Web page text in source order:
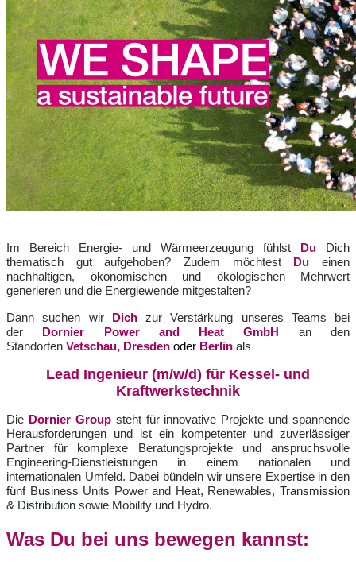
Im Bereich Energie- und Wärmeerzeugung fühlst Du Dich
thematisch gut aufgehoben? Zudem möchtest Du einen
nachhaltigen, ökonomischen und ökologischen Mehrwert
generieren und die Energiewende mitgestalten?
Dann suchen wir Dichzur Verstärkung unseres Teams bei
der Dornier Power and Heat GmbH
an den
Standorten Vetschau, Dresden oder Berlin als
Lead Ingenieur (m/w/d) für Kessel- und
Kraftwerkstechnik
Die Dornier Group steht für innovative Projekte und spannende
Herausforderungen und ist ein kompetenter und zuverlässiger
Partner für komplexe Beratungsprojekte und anspruchsvolle
Engineering-Dienstleistungen in einem nationalen und
internationalen Umfeld. Dabei bündeln wir unsere Expertise in den
fünfBusiness Units Power and Heat, Renewables, Transmission
& Distribution sowie Mobility und Hydro.
Was Du bei uns bewegen kannst: